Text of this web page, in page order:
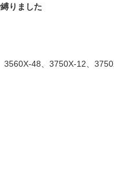
りました
48、3750X-12、